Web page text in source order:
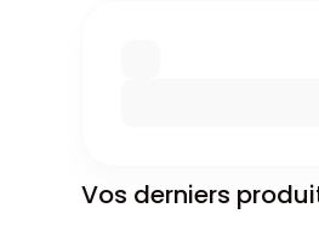
Vos derniers